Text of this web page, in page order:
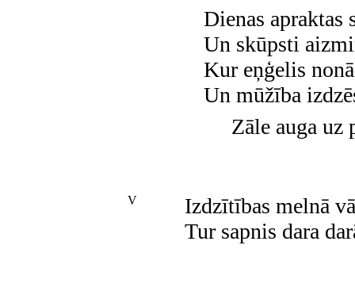
Dienas apraktas
Un skūpsti
Kur eņģelis
Un mūžība
Zāle auga uz
V
Izdzītības melnā
Tur sapnis dara